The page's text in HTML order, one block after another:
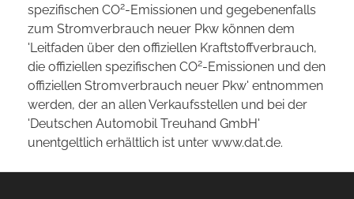
spezifischen CO2-Emissionen und gegebenenfalls
zum Stromverbrauch neuer Pkw können dem
'Leitfaden über den offiziellen Kraftstoffverbrauch,
die offiziellen spezifischen CO2-Emissionen und den
offiziellen Stromverbrauch neuer Pkw' entnommen
werden, der an allen Verkaufsstellen und bei der
'Deutschen Automobil Treuhand GmbH'
unentgeltlich erhältlich ist unter www.dat.de.